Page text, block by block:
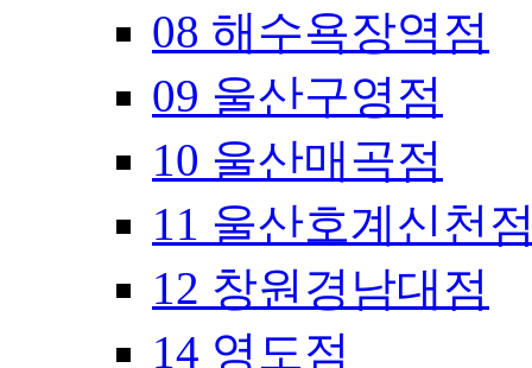
08 해수욕장역점
09 울산구영점
10 울산매곡점
11 울산호계신천
12 창원경남대점
14 영도점